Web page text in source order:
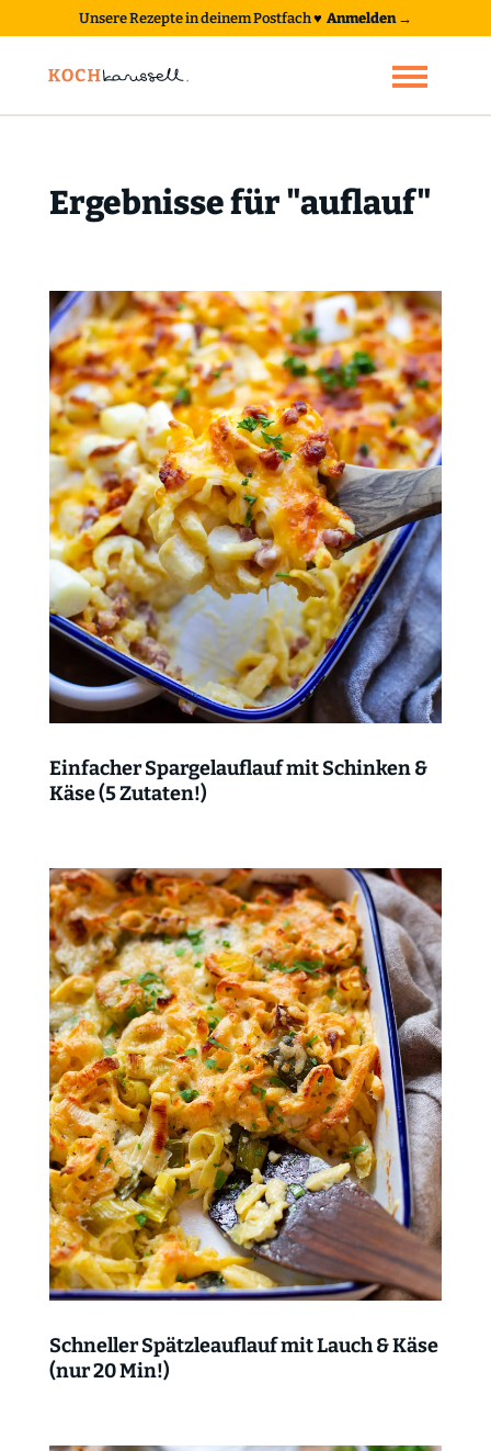
Unsere Rezepte in deinem Postfach♥ Anmelden →
Ergebnisse für "auflauf"
Einfacher Spargelauflauf mit Schinken &
Käse (5 Zutaten!)
Schneller Spätzleauflauf mit Lauch & Käse
(nur 20 Min!)